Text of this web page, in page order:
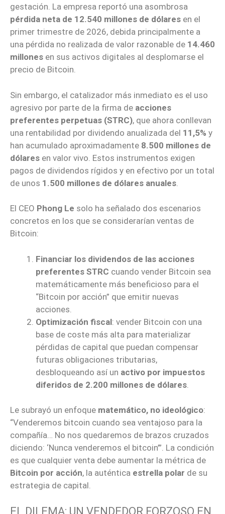
gestación. La empresa reportó una asombrosa
pérdida neta de 12.540 millones de dólares en el
primer trimestre de 2026, debida principalmente a
una pérdida no realizada de valor razonable de 14.460
millones en sus activos digitales al desplomarse el
precio de Bitcoin.
Sin embargo, el catalizador más inmediato es el uso
agresivo por parte de la firma de acciones
preferentes perpetuas (STRC), que ahora conllevan
una rentabilidad por dividendo anualizada del 11,5% y
han acumulado aproximadamente 8.500 millones de
dólares en valor vivo. Estos instrumentos exigen
pagos de dividendos rígidos y en efectivo por un total
de unos 1.500 millones de dólares anuales
El CEO Phong Le solo ha señalado dos escenarios
concretos en los que se considerarían ventas de
Bitcoin:
Financiar los dividendos de las acciones
preferentes STRC cuando vender Bitcoin sea
matemáticamente más beneficioso para el
“Bitcoin por acción” que emitir nuevas
acciones.
Optimización fiscal: vender Bitcoin con una
base de coste más alta para materializar
pérdidas de capital que puedan compensar
futuras obligaciones tributarias,
desbloqueando así un activo por impuestos
diferidos de 2.200 millones de dólares
Le subrayó un enfoque matemático, no ideológico:
“Venderemos bitcoin cuando sea ventajoso para la
compañía… No nos quedaremos de brazos cruzados
diciendo: ‘Nunca venderemos el bitcoin’”. La condición
es que cualquier venta debe aumentar la métrica de
Bitcoin por acción, la auténtica estrella polar de su
estrategia de capital.
EL DILEMA: UN VENDEDOR FORZOSO EN